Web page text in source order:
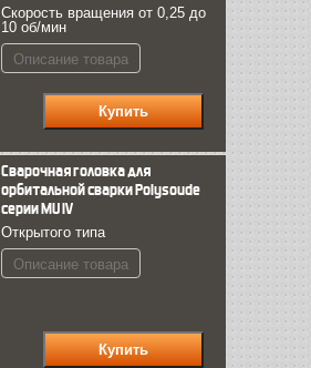
Скорость вращения от 0,25 до
10 об/мин
Описание товара
Сварочная головка для
орбитальной сварки Polysoude
серии MU IV
Открытого типа
Описание товара